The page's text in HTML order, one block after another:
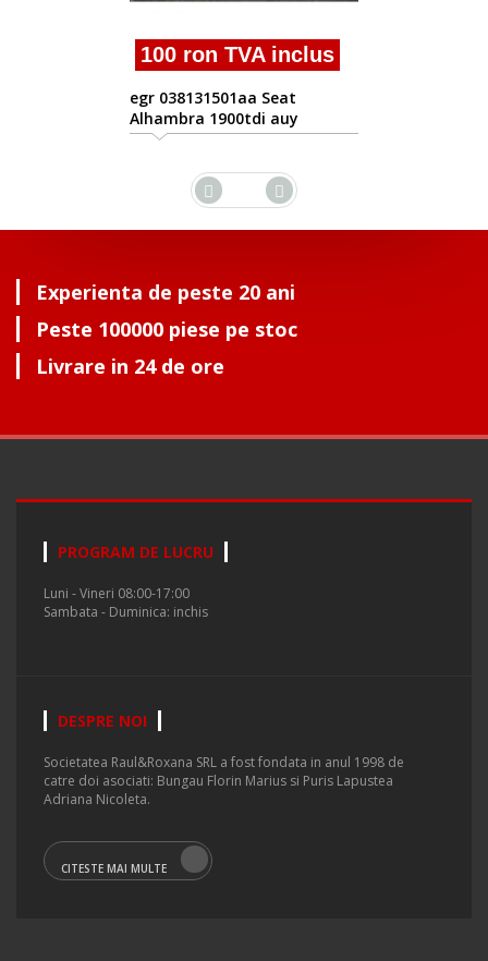
Experienta de peste 20 ani
Peste 100000 piese pe stoc
Livrare in 24 de ore
PROGRAM DE LUCRU
Luni - Vineri 08:00-17:00
Sambata - Duminica: inchis
DESPRE NOI
Societatea Raul&Roxana SRL a fost fondata in anul 1998 de
catre doi asociati: Bungau Florin Marius si Puris Lapustea
Adriana Nicoleta.
CITESTE MAI MULTE